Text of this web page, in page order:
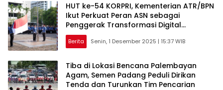
HUT ke-54 KORPRI, Kementerian ATR/BPN
Ikut Perkuat Peran ASN sebagai
Penggerak Transformasi Digital
Pemerintahan
Berita Senin, 1 Desember 2025 | 15:37 WIB
Tiba di Lokasi Bencana Palembayan
Agam, Semen Padang Peduli Dirikan
Tenda dan Turunkan Tim Pencarian